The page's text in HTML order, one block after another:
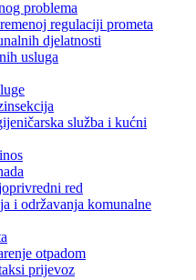
problema
regulaciji prometa
djelatnosti
usluga
služba i kućni
red
i održavanja komunalne
otpadom
prijevoz